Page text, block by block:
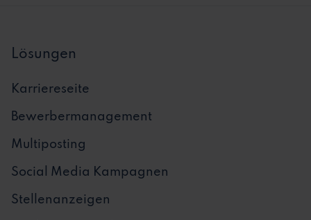
Lösungen
Karriereseite
Bewerbermanagement
Multiposting
Social Media Kampagnen
Stellenanzeigen